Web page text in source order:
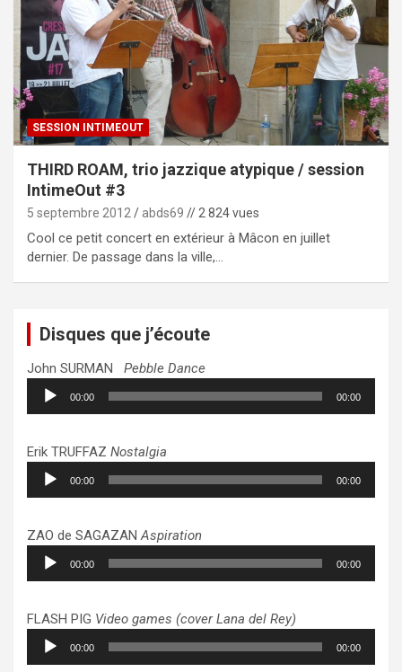
SESSION INTIMEOUT
THIRD ROAM, trio jazzique atypique / session
IntimeOut #3
5 septembre 2012 abds69 // 2 824 vues
Cool ce petit concert en extérieur à Mâcon en juillet
dernier. De passage dans la ville,…
Disques que j’écoute
John SURMAN Pebble Dance
Lecteur
audio
00:00 00:00
Erik TRUFFAZ Nostalgia
Lecteur
audio
00:00 00:00
ZAO de SAGAZANAspiration
Lecteur
audio
00:00 00:00
FLASH PIG Video games (cover Lana del Rey)
Lecteur
audio
00:00 00:00